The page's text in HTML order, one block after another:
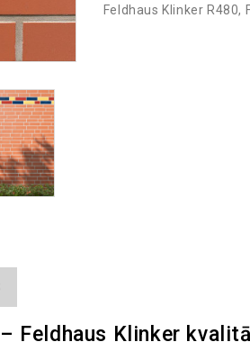
Feldhaus Klinker R480,
Feldhaus Klinker